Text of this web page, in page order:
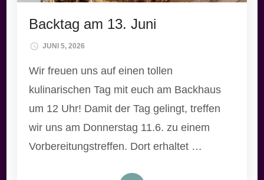
Backtag am 13. Juni
JUNI 5, 2026
Wir freuen uns auf einen tollen
kulinarischen Tag mit euch am Backhaus
um 12 Uhr! Damit der Tag gelingt, treffen
wir uns am Donnerstag 11.6. zu einem
Vorbereitungstreffen. Dort erhaltet …